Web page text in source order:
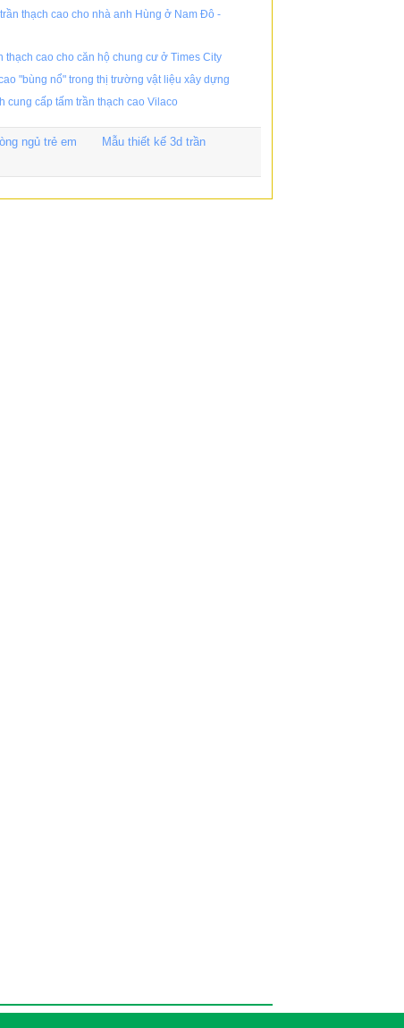
thạch cao cho nhà anh Hùng ở Nam Đô -
thạch cao cho căn hộ chung cư ở Times City
"bùng nổ" trong thị trường vật liệu xây dựng
cung cấp tấm trần thạch cao Vilaco
ngủ trẻ em
Mẫu thiết kế 3d trần